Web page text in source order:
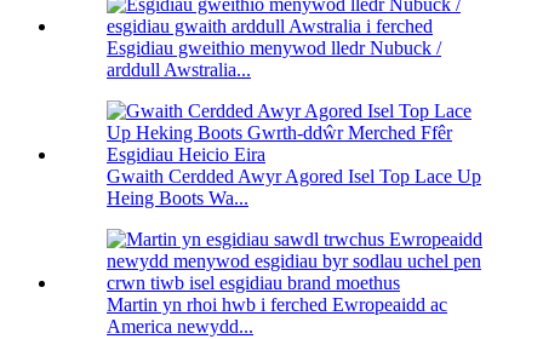
Esgidiau gweithio menywod lledr Nubuck /
arddull Awstralia...
Gwaith Cerdded Awyr Agored Isel Top Lace Up
Heing Boots Wa...
Martin yn rhoi hwb i ferched Ewropeaidd ac
America newydd...